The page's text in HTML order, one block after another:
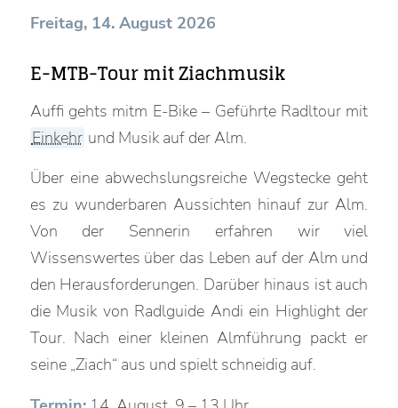
Freitag, 14. August 2026
E-MTB-Tour mit Ziachmusik
Auffi gehts mitm E-Bike – Geführte Radltour mit
Einkehr und Musik auf der Alm.
Über eine abwechslungsreiche Wegstecke geht
es zu wunderbaren Aussichten hinauf zur Alm.
Von der Sennerin erfahren wir viel
Wissenswertes über das Leben auf der Alm und
den Herausforderungen. Darüber hinaus ist auch
die Musik von Radlguide Andi ein Highlight der
Tour. Nach einer kleinen Almführung packt er
seine „Ziach“ aus und spielt schneidig auf.